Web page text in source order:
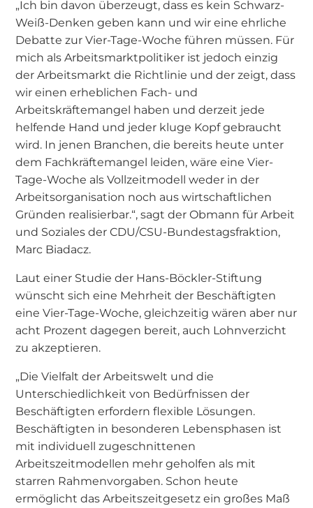
„Ich bin davon überzeugt, dass es kein Schwarz-
Weiß-Denken geben kann und wir eine ehrliche
Debatte zur Vier-Tage-Woche führen müssen. Für
mich als Arbeitsmarktpolitiker ist jedoch einzig
der Arbeitsmarkt die Richtlinie und der zeigt, dass
wir einen erheblichen Fach- und
Arbeitskräftemangel haben und derzeit jede
helfende Hand und jeder kluge Kopf gebraucht
wird. In jenen Branchen, die bereits heute unter
dem Fachkräftemangel leiden, wäre eine Vier-
Tage-Woche als Vollzeitmodell weder in der
Arbeitsorganisation noch aus wirtschaftlichen
Gründen realisierbar.“, sagt der Obmann für Arbeit
und Soziales der CDU/CSU-Bundestagsfraktion,
Marc Biadacz.
Laut einer Studie der Hans-Böckler-Stiftung
wünscht sich eine Mehrheit der Beschäftigten
eine Vier-Tage-Woche, gleichzeitig wären aber nur
acht Prozent dagegen bereit, auch Lohnverzicht
zu akzeptieren.
„Die Vielfalt der Arbeitswelt und die
Unterschiedlichkeit von Bedürfnissen der
Beschäftigten erfordern flexible Lösungen.
Beschäftigten in besonderen Lebensphasen ist
mit individuell zugeschnittenen
Arbeitszeitmodellen mehr geholfen als mit
starren Rahmenvorgaben. Schon heute
ermöglicht das Arbeitszeitgesetz ein großes Maß